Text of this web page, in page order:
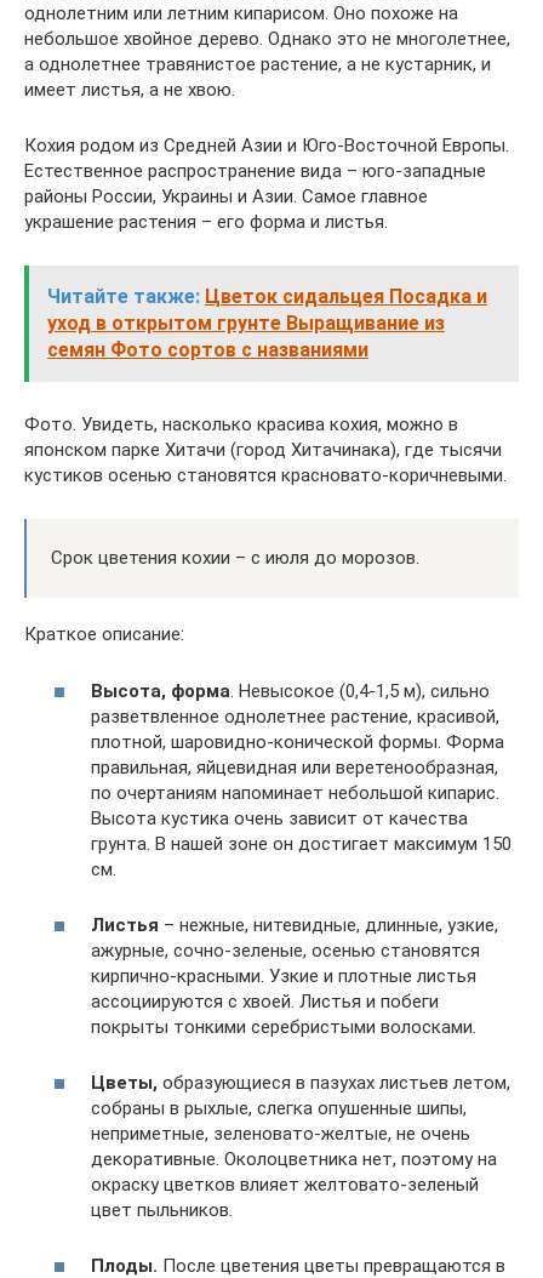
однолетним или летним кипарисом. Оно похоже на
небольшое хвойное дерево. Однако это не многолетнее,
а однолетнее травянистое растение, а не кустарник, и
имеет листья, а не хвою.
Кохия родом из Средней Азии и Юго-Восточной Европы.
Естественное распространение вида – юго-западные
районы России, Украины и Азии. Самое главное
украшение растения – его форма и листья.
Читайте также: Цветок сидальцея Посадка и
уход в открытом грунте Выращивание из
семян Фото сортов с названиями
Фото. Увидеть, насколько красива кохия, можно в
японском парке Хитачи (город Хитачинака), где тысячи
кустиков осенью становятся красновато-коричневыми.
Срок цветения кохии – с июля до морозов.
Краткое описание:
Высота, форма . Невысокое (0,4-1,5 м), сильно
разветвленное однолетнее растение, красивой,
плотной, шаровидно-конической формы. Форма
правильная, яйцевидная или веретенообразная,
по очертаниям напоминает небольшой кипарис.
Высота кустика очень зависит от качества
грунта. В нашей зоне он достигает максимум 150
см.
Листья – нежные, нитевидные, длинные, узкие,
ажурные, сочно-зеленые, осенью становятся
кирпично-красными. Узкие и плотные листья
ассоциируются с хвоей. Листья и побеги
покрыты тонкими серебристыми волосками.
Цветы, образующиеся в пазухах листьев летом,
собраны в рыхлые, слегка опушенные шипы,
неприметные, зеленовато-желтые, не очень
декоративные. Околоцветника нет, поэтому на
окраску цветков влияет желтовато-зеленый
цвет пыльников.
Плоды. После цветения цветы превращаются в